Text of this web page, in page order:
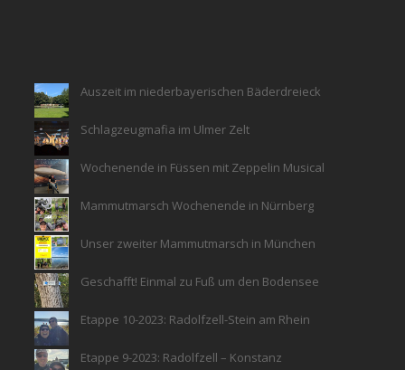
Auszeit im niederbayerischen Bäderdreieck
Schlagzeugmafia im Ulmer Zelt
Wochenende in Füssen mit Zeppelin Musical
Mammutmarsch Wochenende in Nürnberg
Unser zweiter Mammutmarsch in München
Geschafft! Einmal zu Fuß um den Bodensee
Etappe 10-2023: Radolfzell-Stein am Rhein
Etappe 9-2023: Radolfzell – Konstanz